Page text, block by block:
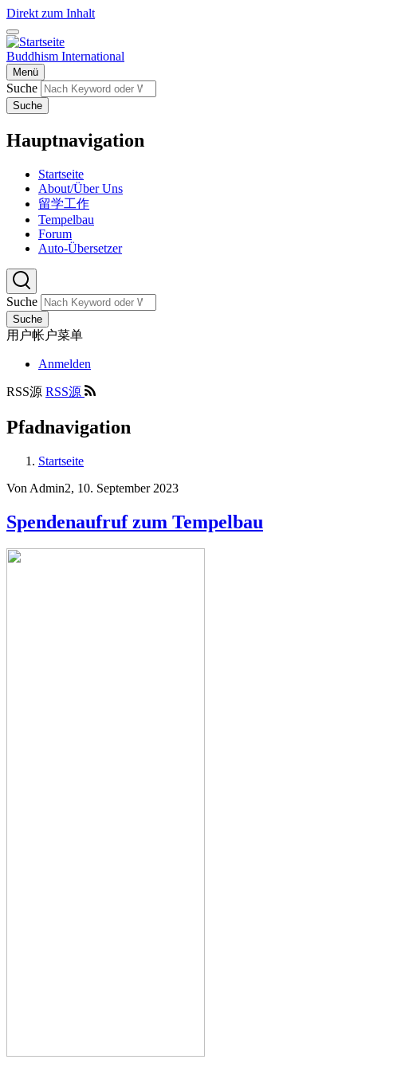
Direkt zum Inhalt
Buddhism International
Menü
Suche
Suche
Hauptnavigation
Startseite
About/Über Uns
留学工作
Tempelbau
Forum
Auto-Übersetzer
Suche
Suche
用户帐户菜单
Anmelden
RSS源 RSS源
Pfadnavigation
Startseite
Von Admin2, 10. September 2023
Spendenaufruf zum Tempelbau